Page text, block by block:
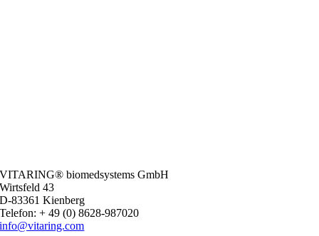
VITARING® biomedsystems GmbH
Wirtsfeld 43
D-83361 Kienberg
Telefon: + 49 (0) 8628-987020
info@vitaring.com